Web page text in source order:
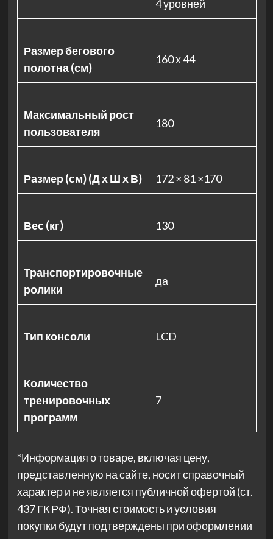
4 уровней
Размер бегового
полотна (см)
160 х 44
Максимальный рост
пользователя
180
Размер (см) (Д х Ш х В) 172 × 81 ×170
Вес (кг) 130
Транспортировочные
ролики
да
Тип консоли LCD
Количество
тренировочных
программ
7
*Информация о товаре, включая цену,
представленную на сайте, носит справочный
характер и не является публичной офертой (ст.
437 ГК РФ). Точная стоимость и условия
покупки будут подтверждены при оформлении